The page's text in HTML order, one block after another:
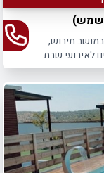
שמש)
תירוש,
לאירועי שבת